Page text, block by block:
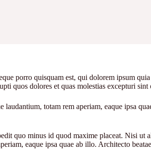
porro quisquam est, qui dolorem ipsum
quos dolores et quas molestias excepturi sint
totam rem aperiam, eaque ipsa
quo minus id quod maxime placeat. Nisi ut
eaque ipsa quae ab illo. Architecto